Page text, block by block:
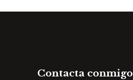
Contacta conmigo